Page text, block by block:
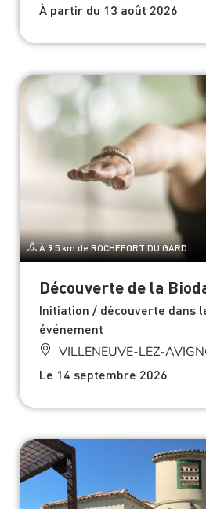
À partir du 13 août 2026
À 9.5 km de ROCHEFORT DU GARD
Découverte de la
Initiation / découverte dans
événement
VILLENEUVE-LEZ-
Le 14 septembre 2026